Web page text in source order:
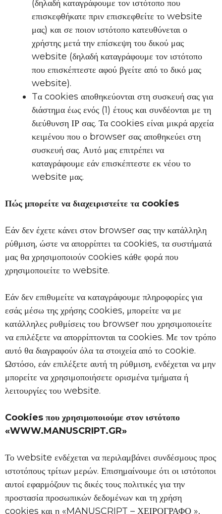
(δηλαδή καταγράφουμε τον ιστότοπο που
επισκεφθήκατε πριν επισκεφθείτε το website
μας) και σε ποιον ιστότοπο κατευθύνεται ο
χρήστης μετά την επίσκεψη του δικού μας
website (δηλαδή καταγράφουμε τον ιστότοπο
που επισκέπτεστε αφού βγείτε από το δικό μας
website).
Tα cookies αποθηκεύονται στη συσκευή σας για
διάστημα έως ενός (1) έτους και συνδέονται με τη
διεύθυνση ΙΡ σας. Τα cookies είναι μικρά αρχεία
κειμένου που ο browser σας αποθηκεύει στη
συσκευή σας. Αυτό μας επιτρέπει να
καταγράφουμε εάν επισκέπτεστε εκ νέου το
website μας.
Πώς μπορείτε να διαχειριστείτε τα cookies
Eάν δεν έχετε κάνει στον browser σας την κατάλληλη
ρύθμιση, ώστε να απορρίπτει τα cookies, τα συστήματά
μας θα χρησιμοποιούν cookies κάθε φορά που
χρησιμοποιείτε το website.
Εάν δεν επιθυμείτε να καταγράφουμε πληροφορίες για
εσάς μέσω της χρήσης cookies, μπορείτε να με
κατάλληλες ρυθμίσεις του browser που χρησιμοποιείτε
να επιλέξετε να απορρίπτονται τα cookies. Με τον τρόπο
αυτό θα διαγραφούν όλα τα στοιχεία από το cookie.
Ωστόσο, εάν επιλέξετε αυτή τη ρύθμιση, ενδέχεται να μην
μπορείτε να χρησιμοποιήσετε ορισμένα τμήματα ή
λειτουργίες του website.
Cookies που χρησιμοποιούμε στον ιστότοπο
«WWW.MANUSCRIPT.GR»
Το website ενδέχεται να περιλαμβάνει συνδέσμους προς
ιστοτόπους τρίτων μερών. Επισημαίνουμε ότι οι ιστότοποι
αυτοί εφαρμόζουν τις δικές τους πολιτικές για την
προστασία προσωπικών δεδομένων και τη χρήση
cookies και η «MANUSCRIPT – ΧΕΙΡΟΓΡΑΦΟ »,